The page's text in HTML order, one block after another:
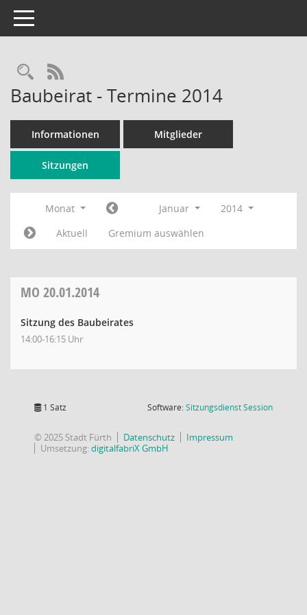
Toggle navigation
Rechercheauswahl
RSS-Feed
Baubeirat - Termine 2014
Informationen Mitglieder
Sitzungen
Monat Januar
2014
Aktuell
Gremium auswählen
MO 20.01.2014
Sitzung des Baubeirates
14:00-16:15 Uhr
1 Satz Software:SitzungsdienstSession(Wird in
© 2025 Stadt Fürth Datenschutz
Impressum
Umsetzung:digitalfabriX GmbH